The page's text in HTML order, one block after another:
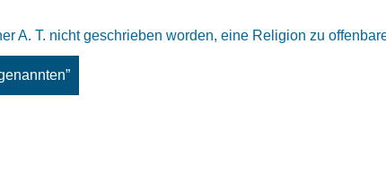
A. T. nicht geschrieben worden, eine Religion zu